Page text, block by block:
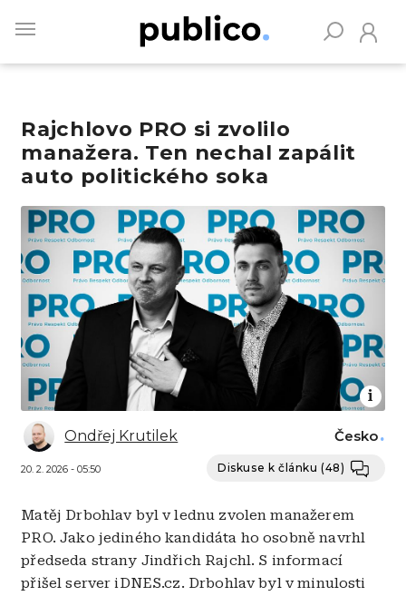
main
Rajchlovo PRO si zvolilo
manažera. Ten nechal zapálit
auto politického soka
Obrázek
Ondřej Krutilek
20. 2. 2026 - 05:50
Česko
Diskuse k článku(48)
Matěj Drbohlav byl v lednu zvolen manažerem
PRO. Jako jediného kandidáta ho osobně navrhl
předseda strany Jindřich Rajchl. S informací
přišel server iDNES.cz. Drbohlav byl v minulosti
Vyhledávejte na Publiku